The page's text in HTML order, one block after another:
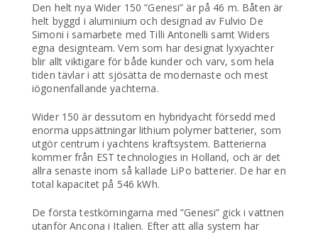
Den helt nya Wider 150 ”Genesi” är på 46 m. Båten är
helt byggd i aluminium och designad av Fulvio De
Simoni i samarbete med Tilli Antonelli samt Widers
egna designteam. Vem som har designat lyxyachter
blir allt viktigare för både kunder och varv, som hela
tiden tävlar i att sjösätta de modernaste och mest
iögonenfallande yachterna.
Wider 150 är dessutom en hybridyacht försedd med
enorma uppsättningar lithium polymer batterier, som
utgör centrum i yachtens kraftsystem. Batterierna
kommer från EST technologies in Holland, och är det
allra senaste inom så kallade LiPo batterier. De har en
total kapacitet på 546 kWh.
De första testkörningarna med ”Genesi” gick i vattnen
utanför Ancona i Italien. Efter att alla system har